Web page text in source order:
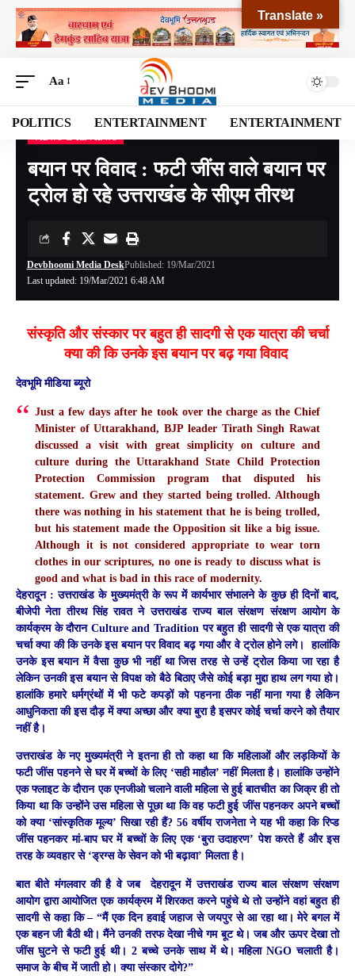
Aa
POLITICS ENTERTAINMENT ENTERTAINMENT
Devbhoomi Media>Blog>VIEWS & REVIEWS>बयान पर विवाद : फटी जींस वाले बयान पर ट्रोल हो रहे उत्तराखंड के सीएम तीरथ
बयान पर विवाद : फटी जींस वाले बयान पर
ट्रोल हो रहे उत्तराखंड के सीएम तीरथ
Last updated: 19/Mar/2021 6:48 AM
Devbhoomi Media DeskPublished: 19/Mar/2021
संस्कृति और संस्कार पर बहुत ही सादगी से एक यात्रा की चर्चा
क्या की कि उनके इस बयान पर बढ़ गया विवाद
देवभूमि मीडिया ब्यूरो
Just a few days after he took over the charge as the Chief
Minister of Uttarakhand, BJP leader Tirath Singh Rawat
discussed a visit with great simplicity on culture and
culture during the Uttarakhand State Child Protection
Protection Commission program that disputed his
statement. Grew and they started being trolled. Although
there was nothing in his statement that he is being trolled,
but his statement made the Opposition sit like a big issue.
Although it is not considered appropriate to wear torn
clothes in our scriptures, no one is ready to discuss what is
good and what is bad in this race of modernity.
देहरादून : उत्तराखंड के मुख्यमंत्री के रूप में कार्यभार संभालने के कुछ ही दिनों बाद,
बीजेपी नेता तीरथ सिंह रावत ने उत्तराखंड राज्य बाल संरक्षण संरक्षण आयोग के
कार्यक्रम के दौरान Culture and Tradition पर बहुत ही सादगी से एक यात्रा की
चर्चा क्या की कि उनके इस बयान पर विवाद बढ़ गया और वे ट्रोल होने लगे। हालांकि
उनके इस बयान में वैसा कुछ भी नहीं था जिस तरह से उन्हें ट्रोल किया जा रहा है
लेकिन उनकी इस बयान से विपक्ष को बैठे बिठाए जैसे कोई बड़ा मुद्दा हाथ लग गया हो।
हालांकि हमारे धर्मग्रंथों में भी फटे कपड़ों को पहनना ठीक नहीं माना गया है लेकिन
आधुनिकता की इस दौड़ में क्या अच्छा और क्या बुरा है इसपर कोई चर्चा करने को तैयार
नहीं है।
उत्तराखंड के नए मुख्यमंत्री ने इतना ही तो कहा था कि महिलाओं और लड़कियों के
फटी जींस पहनने से घर में बच्चों के लिए ‘सही माहौल’ नहीं मिलता है। हालांकि उन्होंने
एक फ्लाइट के दौरान एक एनजीओ चलाने वाली महिला से हुई बातचीत का जिक्र ही तो
किया था कि उन्होंने उस महिला से पूछा था कि वह फटी हुई जींस पहनकर अपने बच्चों
को क्या ‘सांस्कृतिक मूल्य’ सिखा रही हैं? 56 वर्षीय राजनेता ने यह भी कहा कि रिप्ड
जींस पहनकर मां-बाप घर में बच्चों के लिए एक ‘बुरा उदाहरण’ पेश करते हैं और इस
तरह के व्यवहार से ‘ड्रग्स के सेवन को भी बढ़ावा’ मिलता है।
बात बीते मंगलवार की है वे जब देहरादून में उत्तराखंड राज्य बाल संरक्षण संरक्षण
आयोग द्वारा आयोजित एक कार्यक्रम में शिरकत करने पहुंचे थे तो उन्होंने वहां बहुत ही
सादगी से कहा कि – “मैं एक दिन हवाई जहाज से जयपुर से आ रहा था। मेरे बगल में
एक बहन जी बैठी थी। मैंने उनकी तरफ देखा नीचे गम बूट थे। जब और ऊपर देखा तो
जींस घुटने से फटी हुई थी। 2 बच्चे उनके साथ में थे। महिला NGO चलाती है।
समाज के बीच में जाती हो। क्या संस्कार दोगे?”
Translate »